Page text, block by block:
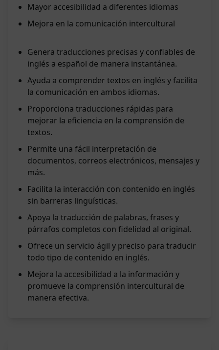
Mayor accesibilidad a diferentes idiomas
Mejora en la comunicación intercultural
Genera traducciones precisas y confiables de
inglés a español de manera instantánea.
Ayuda a comprender textos en inglés y facilita
la comunicación en ambos idiomas.
Proporciona traducciones rápidas para
mejorar la eficiencia en la comprensión de
textos.
Permite una fácil interpretación de
documentos, correos electrónicos, mensajes y
más.
Facilita la interacción con contenido en inglés
sin barreras lingüísticas.
Apoya la traducción de palabras, frases y
párrafos completos con fidelidad al original.
Ofrece un servicio ágil y preciso para traducir
todo tipo de contenido en inglés.
Mejora la accesibilidad a la información y
promueve la comprensión intercultural de
manera efectiva.